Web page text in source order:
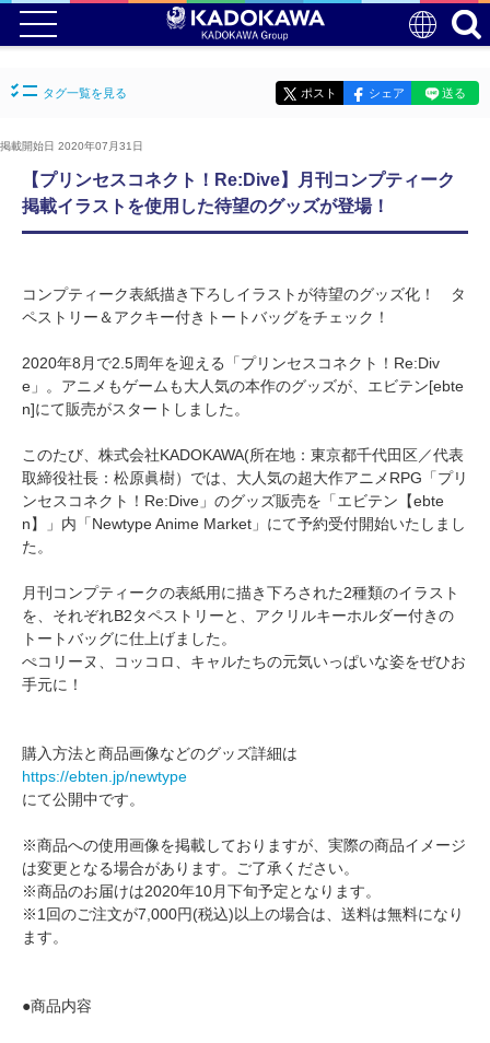
タグ一覧を見る ポスト シェア 送る
掲載開始日 2020年07月31日
【プリンセスコネクト！Re:Dive】月刊コンプティーク
掲載イラストを使用した待望のグッズが登場！
コンプティーク表紙描き下ろしイラストが待望のグッズ化！ タ
ペストリー＆アクキー付きトートバッグをチェック！
2020年8月で2.5周年を迎える「プリンセスコネクト！Re:Div
e」。アニメもゲームも大人気の本作のグッズが、エビテン[ebte
n]にて販売がスタートしました。
このたび、株式会社KADOKAWA(所在地：東京都千代田区／代表
取締役社長：松原眞樹）では、大人気の超大作アニメRPG「プリ
ンセスコネクト！Re:Dive」のグッズ販売を「エビテン【ebte
n】」内「Newtype Anime Market」にて予約受付開始いたしまし
た。
月刊コンプティークの表紙用に描き下ろされた2種類のイラスト
を、それぞれB2タペストリーと、アクリルキーホルダー付きの
トートバッグに仕上げました。
ぺコリーヌ、コッコロ、キャルたちの元気いっぱいな姿をぜひお
手元に！
購入方法と商品画像などのグッズ詳細は
https://ebten.jp/newtype
にて公開中です。
※商品への使用画像を掲載しておりますが、実際の商品イメージ
は変更となる場合があります。ご了承ください。
※商品のお届けは2020年10月下旬予定となります。
※1回のご注文が7,000円(税込)以上の場合は、送料は無料になり
ます。
●商品内容